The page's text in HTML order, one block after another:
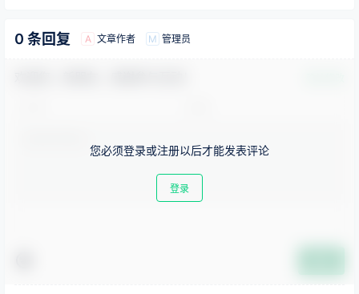
0 条回复 A 文章作者 M 管理员
您必须登录或注册以后才能发表评论
登录